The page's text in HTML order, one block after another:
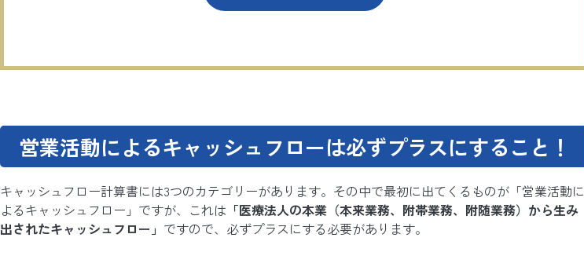
営業活動によるキャッシュフローは必ずプラスにすること！
キャッシュフロー計算書には3つのカテゴリーがあります。その中で最初に出てくるものが「営業活動に
よるキャッシュフロー」ですが、これは 「医療法人の本業（本来業務、附帯業務、附随業務）から生み
出されたキャッシュフロー」 ですので、必ずプラスにする必要があります。